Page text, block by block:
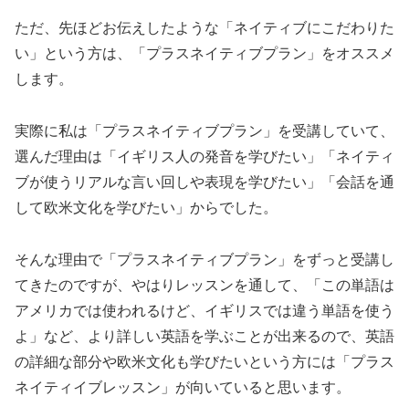
ただ、先ほどお伝えしたような「ネイティブにこだわりた
い」という方は、「プラスネイティブプラン」をオススメ
します。
実際に私は「プラスネイティブプラン」を受講していて、
選んだ理由は「イギリス人の発音を学びたい」「ネイティ
ブが使うリアルな言い回しや表現を学びたい」「会話を通
して欧米文化を学びたい」からでした。
そんな理由で「プラスネイティブプラン」をずっと受講し
てきたのですが、やはりレッスンを通して、「 この単語は
アメリカでは使われるけど、イギリスでは違う単語を使う
よ 」など、より詳しい英語を学ぶことが出来るので、英語
の詳細な部分や欧米文化も学びたいという方には「プラス
ネイティイブレッスン」が向いていると思います。